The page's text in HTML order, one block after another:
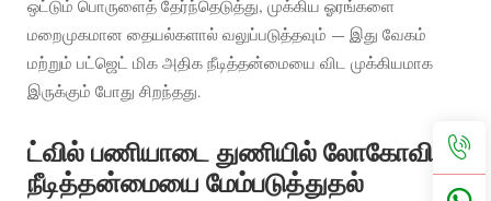
ஒட்டும் பொருளைத் தேர்ந்தெடுத்து, முக்கிய ஓரங்களை
மறைமுகமான தையல்களால் வலுப்படுத்தவும் — இது வேகம்
மற்றும் பட்ஜெட் மிக அதிக நீடித்தன்மையை விட முக்கியமாக
இருக்கும் போது சிறந்தது.
ட்வில் பணியாடை துணியில் லோகோவின்
நீடித்தன்மையை மேம்படுத்துதல்